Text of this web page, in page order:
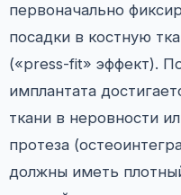
первоначально
посадки в костную
(«press-fit» эффект).
имплантата
ткани в неровности
протеза
должны иметь